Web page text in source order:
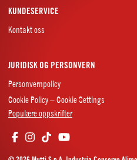
KUNDESERVICE
Kontakt oss
JURIDISK OG PERSONVERN
Personvernpolicy
Cookie Policy – Cookie Settings
Populære oppskrifter